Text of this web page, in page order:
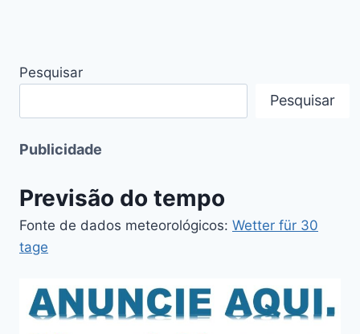
Pesquisar
Pesquisar
Publicidade
Previsão do tempo
Fonte de dados meteorológicos: Wetter für 30
tage